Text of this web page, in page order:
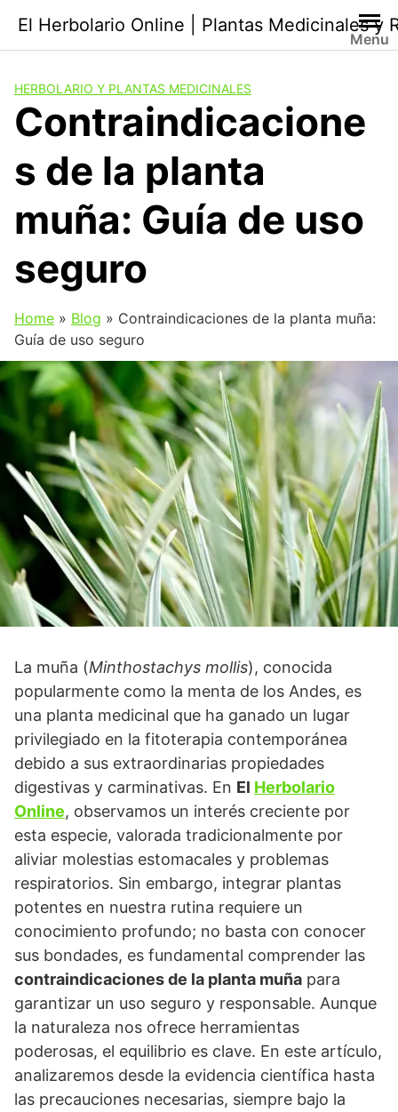
contenido
El Herbolario Online | Plantas Medicinales y
Menu
HERBOLARIO Y PLANTAS MEDICINALES
Contraindicacione
s de la planta
muña: Guía de uso
seguro
Home » Blog » Contraindicaciones de la planta muña:
Guía de uso seguro
La muña (Minthostachys mollis), conocida
popularmente como la menta de los Andes, es
una planta medicinal que ha ganado un lugar
privilegiado en la fitoterapia contemporánea
debido a sus extraordinarias propiedades
digestivas y carminativas. En El Herbolario
Online, observamos un interés creciente por
esta especie, valorada tradicionalmente por
aliviar molestias estomacales y problemas
respiratorios. Sin embargo, integrar plantas
potentes en nuestra rutina requiere un
conocimiento profundo; no basta con conocer
sus bondades, es fundamental comprender las
contraindicaciones de la planta muña para
garantizar un uso seguro y responsable. Aunque
la naturaleza nos ofrece herramientas
poderosas, el equilibrio es clave. En este artículo,
analizaremos desde la evidencia científica hasta
las precauciones necesarias, siempre bajo la